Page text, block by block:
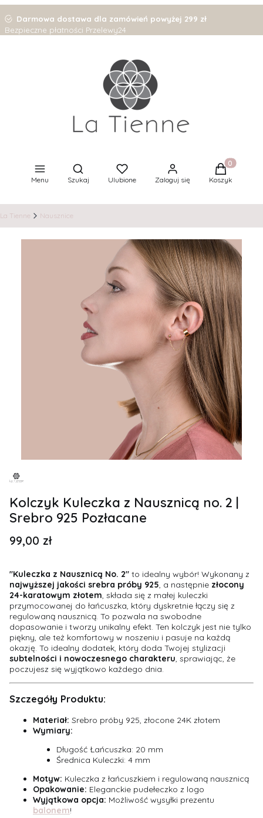
Darmowa dostawa dla zamówień powyżej 299 zł
Bezpieczne płatności Przelewy24
Menu
Otwórz wyszukiwarkę
Szukaj Ulubione Zaloguj się
Produkty w
Koszyk
La Tienne Nausznice
Kolczyk Kuleczka z Nausznicą no. 2 |
Srebro 925 Pozłacane
Cena
99,00 zł
"Kuleczka z Nausznicą No. 2" to idealny wybór! Wykonany z
najwyższej jakości srebra próby 925, a następnie złocony
24-karatowym złotem, składa się z małej kuleczki
przymocowanej do łańcuszka, który dyskretnie łączy się z
regulowaną nausznicą. To pozwala na swobodne
dopasowanie i tworzy unikalny efekt. Ten kolczyk jest nie tylko
piękny, ale też komfortowy w noszeniu i pasuje na każdą
okazję. To idealny dodatek, który doda Twojej stylizacji
subtelności i nowoczesnego charakteru, sprawiając, że
poczujesz się wyjątkowo każdego dnia.
Szczegóły Produktu:
Materiał: Srebro próby 925, złocone 24K złotem
Wymiary:
Długość Łańcuszka: 20 mm
Średnica Kuleczki: 4 mm
Motyw: Kuleczka z łańcuszkiem i regulowaną nausznicą
Opakowanie: Eleganckie pudełeczko z logo
Wyjątkowa opcja: Możliwość wysyłki prezentu
balonem!